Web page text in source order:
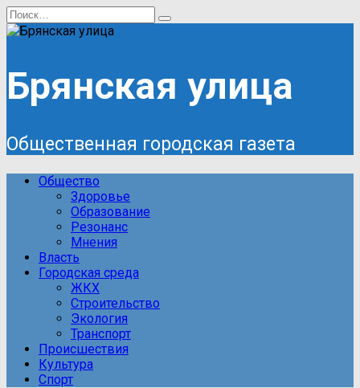
Перейти
к
Search
for:
Брянская улица
Общественная городская газета
Общество
Здоровье
Образование
Резонанс
Мнения
Власть
Городская среда
ЖКХ
Строительство
Экология
Транспорт
Происшествия
Культура
Спорт